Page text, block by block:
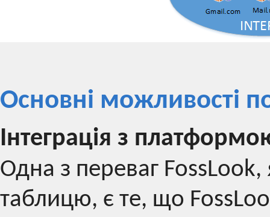
Основні можливості
Інтеграція з
Одна з переваг
таблицю, є те, що